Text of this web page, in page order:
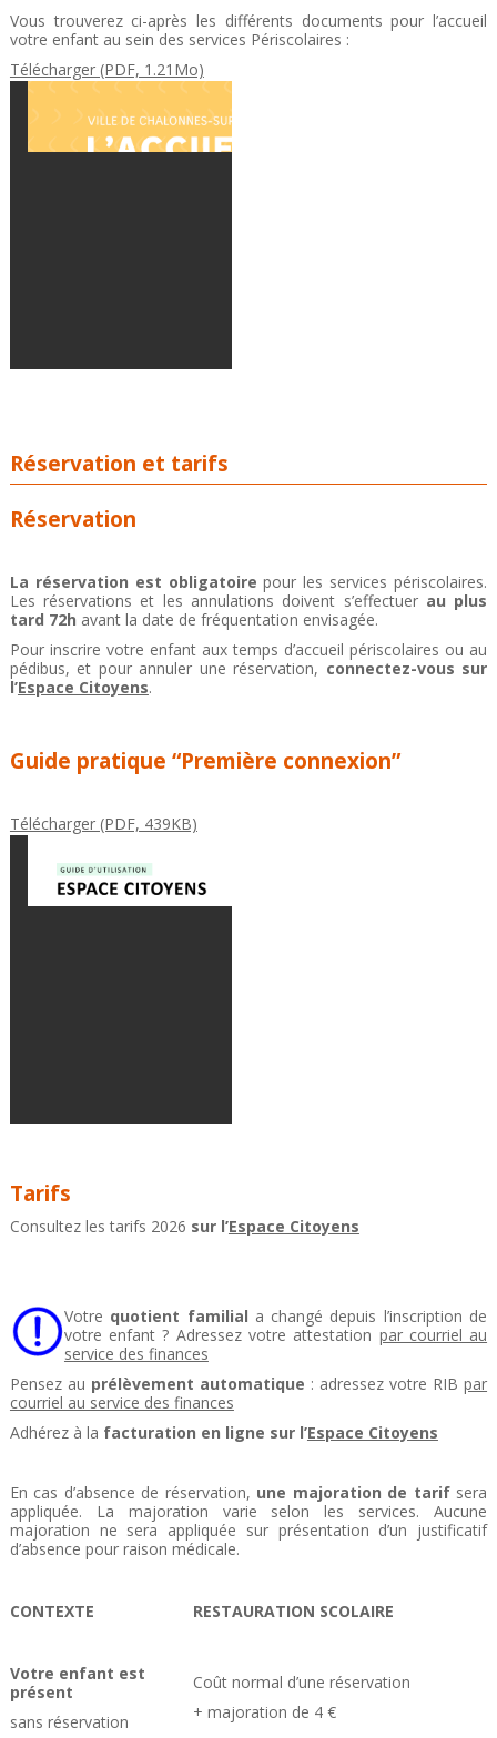
Vous trouverez ci-après les différents documents pour l’accueil
votre enfant au sein des services Périscolaires :
Télécharger (PDF, 1.21Mo)
Réservation et tarifs
Réservation
La réservation est obligatoire pour les services périscolaires.
Les réservations et les annulations doivent s’effectuer au plus
tard 72h avant la date de fréquentation envisagée.
Pour inscrire votre enfant aux temps d’accueil périscolaires ou au
pédibus, et pour annuler une réservation, connectez-vous sur
l’Espace Citoyens.
Guide pratique “Première connexion”
Télécharger (PDF, 439KB)
Tarifs
Consultez les tarifs 2026 sur l’Espace Citoyens
Votre quotient familial a changé depuis l’inscription de
votre enfant ? Adressez votre attestation par courriel au
service des finances
Pensez au prélèvement automatique : adressez votre RIBpar
courriel au service des finances
Adhérez à la facturation en ligne sur l’Espace Citoyens
En cas d’absence de réservation, une majoration de tarifsera
appliquée. La majoration varie selon les services. Aucune
majoration ne sera appliquée sur présentation d’un justificatif
d’absence pour raison médicale.
CONTEXTE RESTAURATION SCOLAIRE
Votre enfant est
présent
sans réservation
Coût normal d’une réservation
+ majoration de 4 €